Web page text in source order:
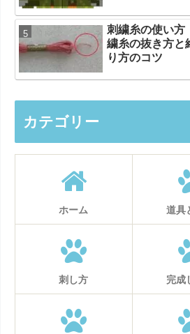
刺繍糸の使い方
繍糸の抜き方と
り方のコツ
カテゴリー
ホーム 道具
刺し方 完成